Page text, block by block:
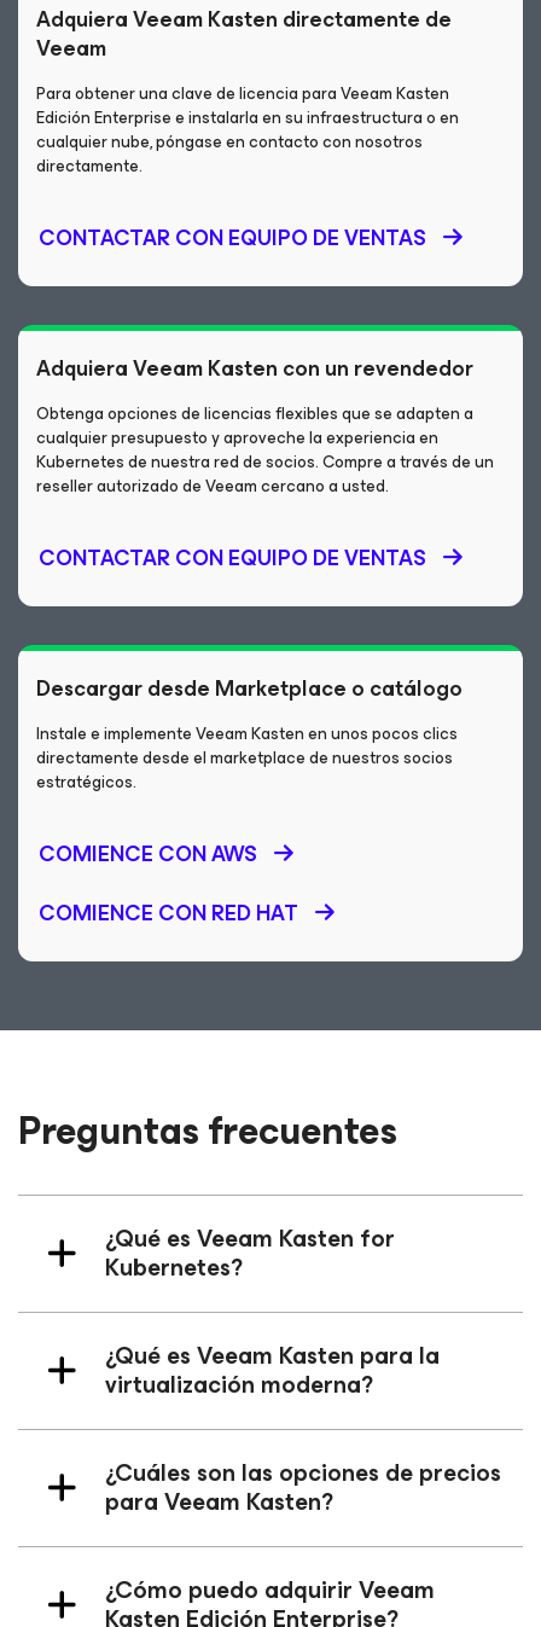
Adquiera Veeam Kasten directamente de
Veeam
Para obtener una clave de licencia para Veeam Kasten
Edición Enterprise e instalarla en su infraestructura o en
cualquier nube, póngase en contacto con nosotros
directamente.
CONTACTAR CON EQUIPO DE VENTAS
Adquiera Veeam Kasten con un revendedor
Obtenga opciones de licencias flexibles que se adapten a
cualquier presupuesto y aproveche la experiencia en
Kubernetes de nuestra red de socios. Compre a través de un
reseller autorizado de Veeam cercano a usted.
CONTACTAR CON EQUIPO DE VENTAS
Descargar desde Marketplace o catálogo
Instale e implemente Veeam Kasten en unos pocos clics
directamente desde el marketplace de nuestros socios
estratégicos.
COMIENCE CON AWS
COMIENCE CON RED HAT
Preguntas frecuentes
¿Qué es Veeam Kasten for
Kubernetes?
¿Qué es Veeam Kasten para la
virtualización moderna?
¿Cuáles son las opciones de precios
para Veeam Kasten?
¿Cómo puedo adquirir Veeam